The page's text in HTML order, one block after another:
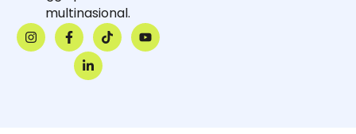
multinasional.